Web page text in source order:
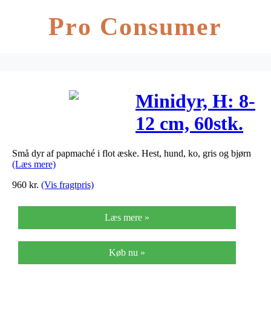
Pro Consumer
Minidyr, H: 8-
12 cm, 60stk.
Små dyr af papmaché i flot æske. Hest, hund, ko, gris og bjørn
(Læs mere)
960 kr. (Vis fragtpris)
Læs mere »
Køb nu »